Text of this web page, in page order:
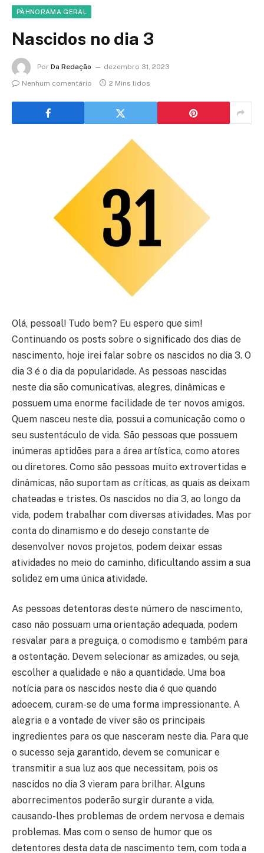
PÀHNORAMA GERAL
Nascidos no dia 3
Por Da Redação
dezembro 31, 2023
Nenhum comentário
2 Mins lidos
Olá, pessoal! Tudo bem? Eu espero que sim!
Continuando os posts sobre o significado dos dias de
nascimento, hoje irei falar sobre os nascidos no dia 3. O
dia 3 é o dia da popularidade. As pessoas nascidas
neste dia são comunicativas, alegres, dinâmicas e
possuem uma enorme facilidade de ter novos amigos.
Quem nasceu neste dia, possui a comunicação como o
seu sustentáculo de vida. São pessoas que possuem
inúmeras aptidões para a área artística, como atores
ou diretores. Como são pessoas muito extrovertidas e
dinâmicas, não suportam as críticas, as quais as deixam
chateadas e tristes. Os nascidos no dia 3, ao longo da
vida, podem trabalhar com diversas atividades. Mas por
conta do dinamismo e do desejo constante de
desenvolver novos projetos, podem deixar essas
atividades no meio do caminho, dificultando assim a sua
solidez em uma única atividade.
As pessoas detentoras deste número de nascimento,
caso não possuam uma orientação adequada, podem
resvalar para a preguiça, o comodismo e também para
a ostentação. Devem selecionar as amizades, ou seja,
escolher a qualidade e não a quantidade. Uma boa
notícia para os nascidos neste dia é que quando
adoecem, curam-se de uma forma impressionante. A
alegria e a vontade de viver são os principais
ingredientes para os que nasceram neste dia. Para que
o sucesso seja garantido, devem se comunicar e
transmitir a sua luz aos que necessitam, pois os
nascidos no dia 3 vieram para brilhar. Alguns
aborrecimentos poderão surgir durante a vida,
causando-lhes problemas de ordem nervosa e demais
problemas. Mas com o senso de humor que os
detentores desta data de nascimento tem, com toda a